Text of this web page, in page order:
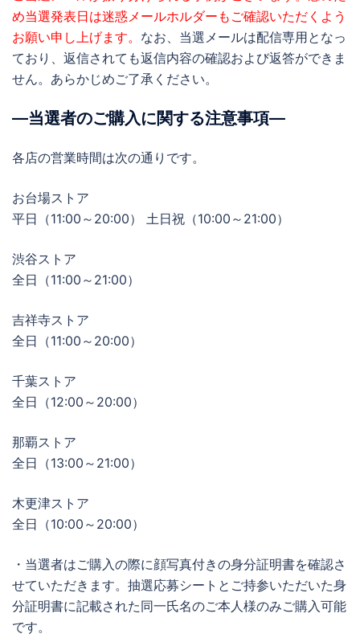
め当選発表日は迷惑メールホルダーもご確認いただくよう
お願い申し上げます。 なお、当選メールは配信専用となっ
ており、返信されても返信内容の確認および返答ができま
せん。あらかじめご了承ください。
―当選者のご購入に関する注意事項―
各店の営業時間は次の通りです。
お台場ストア
平日（11:00～20:00） 土日祝（10:00～21:00）
渋谷ストア
全日（11:00～21:00）
吉祥寺ストア
全日（11:00～20:00）
千葉ストア
全日（12:00～20:00）
那覇ストア
全日（13:00～21:00）
木更津ストア
全日（10:00～20:00）
・当選者はご購入の際に顔写真付きの身分証明書を確認さ
せていただきます。抽選応募シートとご持参いただいた身
分証明書に記載された同一氏名のご本人様のみご購入可能
です。